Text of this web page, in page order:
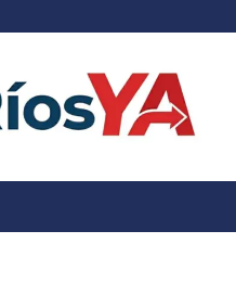
Ríos